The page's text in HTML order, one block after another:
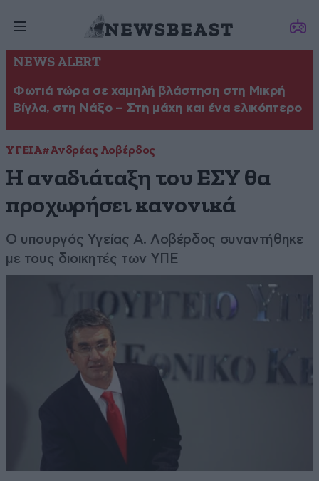
NEWS ALERT
Φωτιά τώρα σε χαμηλή βλάστηση στη Μικρή
Βίγλα, στη Νάξο – Στη μάχη και ένα ελικόπτερο
ΥΓΕΙΑ#Ανδρέας Λοβέρδος
Η αναδιάταξη του ΕΣΥ θα
προχωρήσει κανονικά
Ο υπουργός Υγείας Α. Λοβέρδος συναντήθηκε
με τους διοικητές των ΥΠΕ